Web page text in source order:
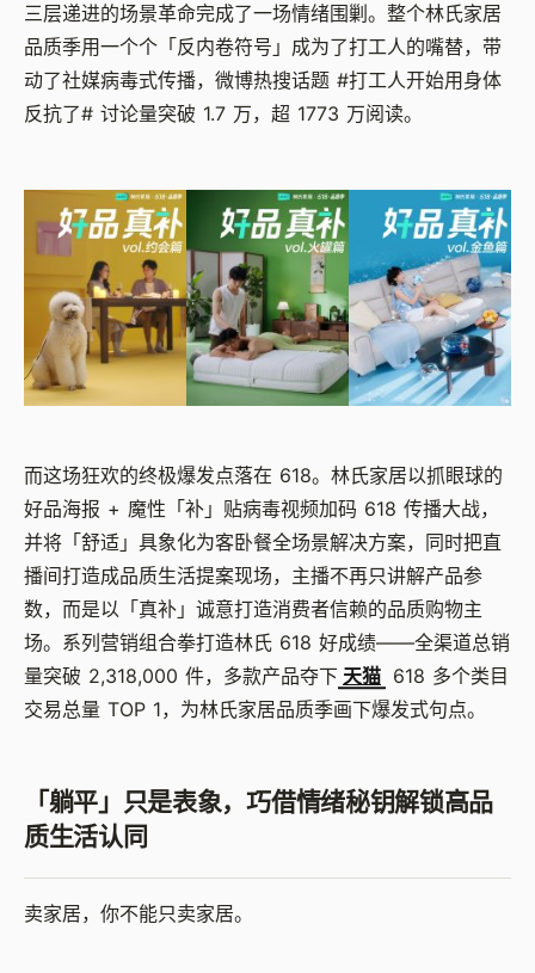
三层递进的场景革命完成了一场情绪围剿。整个林氏家居
品质季用一个个「反内卷符号」成为了打工人的嘴替，带
动了社媒病毒式传播，微博热搜话题 #打工人开始用身体
反抗了# 讨论量突破 1.7 万，超 1773 万阅读。
而这场狂欢的终极爆发点落在 618。林氏家居以抓眼球的
好品海报 + 魔性「补」贴病毒视频加码 618 传播大战，
并将「舒适」具象化为客卧餐全场景解决方案，同时把直
播间打造成品质生活提案现场，主播不再只讲解产品参
数，而是以「真补」诚意打造消费者信赖的品质购物主
场。系列营销组合拳打造林氏 618 好成绩——全渠道总销
量突破 2,318,000 件，多款产品夺下 天猫 618 多个类目
交易总量 TOP 1，为林氏家居品质季画下爆发式句点。
「躺平」只是表象，巧借情绪秘钥解锁高品
质生活认同
卖家居，你不能只卖家居。